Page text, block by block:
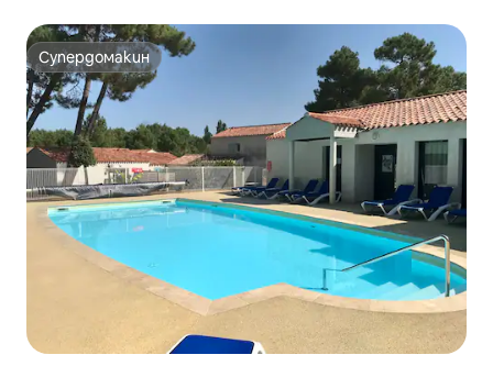
Супердомакин
Супердомакин